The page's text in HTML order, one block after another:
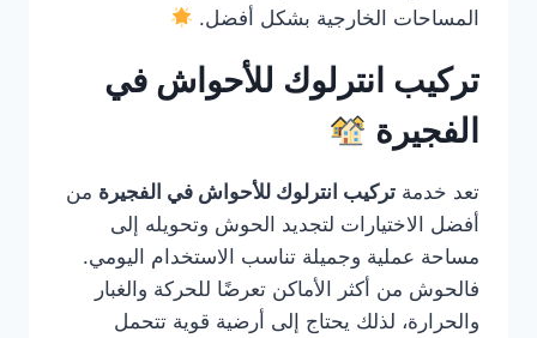
المساحات الخارجية بشكل أفضل.
تركيب انترلوك للأحواش في
الفجيرة
تعد خدمة تركيب انترلوك للأحواش في الفجيرة من
أفضل الاختيارات لتجديد الحوش وتحويله إلى
مساحة عملية وجميلة تناسب الاستخدام اليومي.
فالحوش من أكثر الأماكن تعرضًا للحركة والغبار
والحرارة، لذلك يحتاج إلى أرضية قوية تتحمل